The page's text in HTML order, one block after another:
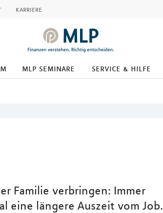
karriere
mlp seminare service & hilfe
Familie verbringen: Immer
eine längere Auszeit vom Job.